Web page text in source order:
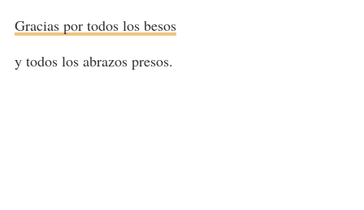
Gracias por todos los besos
y todos los abrazos presos.